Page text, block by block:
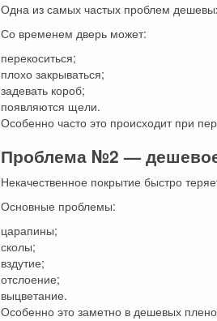
Одна из самых частых проблем
Со временем дверь может:
перекоситься;
плохо закрываться;
задевать короб;
появляются щели.
Особенно часто это происходит при
Проблема №2 —
Некачественное покрытие быстро
Основные проблемы:
царапины;
сколы;
вздутие;
отслоение;
выцветание.
Особенно это заметно в дешевых